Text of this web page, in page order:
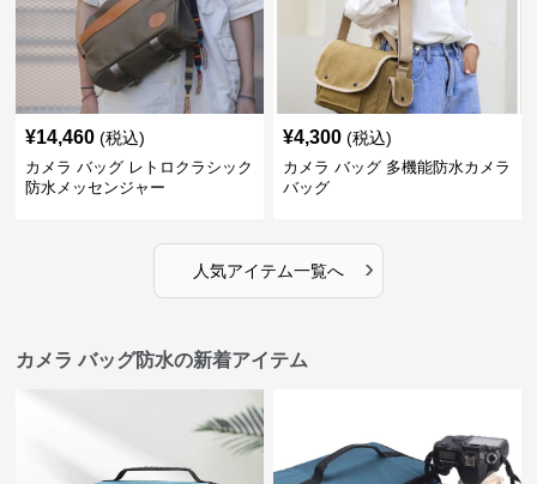
¥14,460 (税込)
カメラ バッグ レトロクラシック
防水メッセンジャー
¥4,300 (税込)
カメラ バッグ 多機能防水カメラ
バッグ
人気アイテム一覧へ ›
カメラ バッグ防水の新着アイテム